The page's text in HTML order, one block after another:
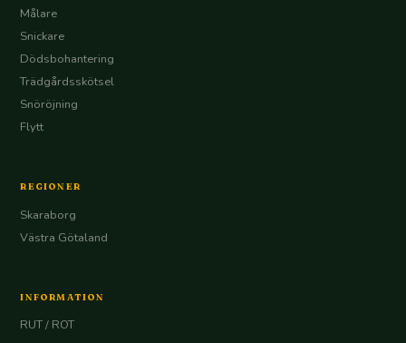
Målare
Snickare
Dödsbohantering
Trädgårdsskötsel
Snöröjning
Flytt
REGIONER
Skaraborg
Västra Götaland
INFORMATION
RUT / ROT